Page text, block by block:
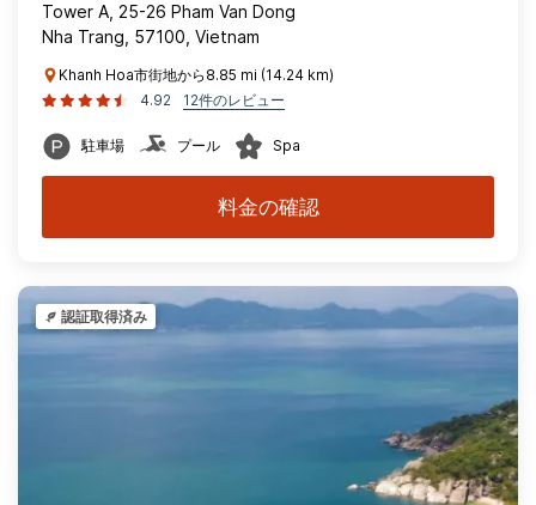
Tower A, 25-26 Pham Van Dong
Nha Trang, 57100, Vietnam
Khanh Hoa市街地から8.85 mi (14.24 km)
4.92
12件のレビュー
駐車場 プール Spa
料金の確認
認証取得済み